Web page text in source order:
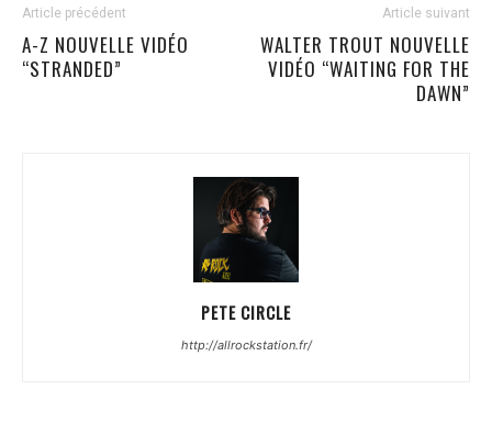
Article précédent
A-Z NOUVELLE VIDÉO
“STRANDED”
Article suivant
WALTER TROUT NOUVELLE
VIDÉO “WAITING FOR THE
DAWN”
PETE CIRCLE
http://allrockstation.fr/